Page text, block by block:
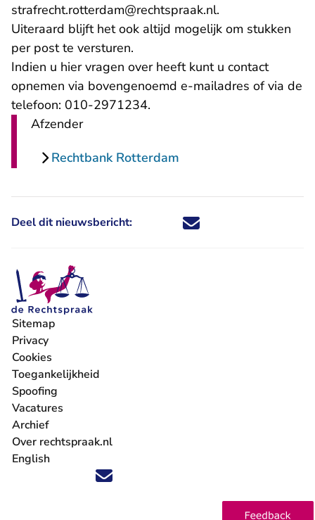
strafrecht.rotterdam@rechtspraak.nl- U verlaat
.
Uiteraard blijft het ook altijd mogelijk om stukken
per post te versturen.
Indien u hier vragen over heeft kunt u contact
opnemen via bovengenoemd e-mailadres of via de
telefoon: 010-2971234.
Afzender
Rechtbank Rotterdam
Deel dit nieuwsbericht: Deel dit nieuwsbericht via X -
Deel dit nieuwsbericht via
Deel dit nieuwsbericht
Deel dit
Volg ons op X (Twitter) - U verlaat Rechtspraak.nl
Volg ons op Facebook - U verlaat Rechtspraak.nl
Volg ons op Instagram - U verlaat Rechtspraak.nl
Volg ons op Youtube - U verlaat Rechtspraak.nl
Volg ons op LinkedIn - U verlaat
'Blijf op de hoogte' nieuwsbrief - U verlaat
Sitemap
Privacy
Cookies
Toegankelijkheid
Spoofing
Vacatures
- U verlaat Rechtspraak.nl
Archief
Over rechtspraak.nl
English